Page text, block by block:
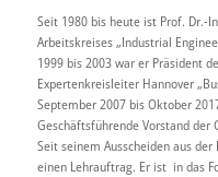
Seit 1980 bis heute ist Prof. Dr.-
Arbeitskreises „Industrial
1999 bis 2003 war er Präsident
Expertenkreisleiter Hannover
September 2007 bis Oktober
Geschäftsführende Vorstand
Seit seinem Ausscheiden aus
einen Lehrauftrag. Er ist in das